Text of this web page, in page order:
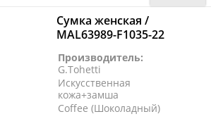
Сумка женская /
MAL63989-F1035-22
Производитель:
G.Tohetti
Искусственная
кожа+замша
Coffee (Шоколадный)